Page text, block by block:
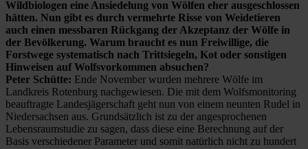
Wildbiologen eine Ansiedelung von Wölfen eher ausgeschlossen
hätten. Nun gibt es durch vermehrte Risse von Weidetieren
auch einen messbaren Rückgang der Akzeptanz der Wölfe in
der Bevölkerung. Warum braucht es nun Freiwillige, die
Forstwege systematisch nach Trittsiegeln, Kot oder sonstigen
Hinweisen auf Wolfsvorkommen absuchen?
Peter Schütte: Ende November wurden mehrere Wölfe im
Landkreis Rotenburg nachgewiesen. Die mit dem Wolfsmonitoring
beauftragte Landesjägerschaft geht nun von einem neunten Rudel in
Niedersachsen aus. Grundsätzlich ist zu der angesprochenen
Lebensraumstudie zu sagen, dass diese eine Berechnung auf der
Basis verschiedener Parameter und somit natürlich nicht zu hundert